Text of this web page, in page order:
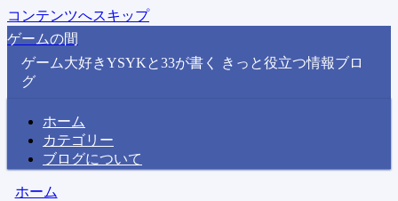
コンテンツへスキップ
ゲームの間
ゲーム大好きYSYKと33が書く きっと役立つ情報ブロ
グ
ホーム
カテゴリー
ブログについて
ホーム